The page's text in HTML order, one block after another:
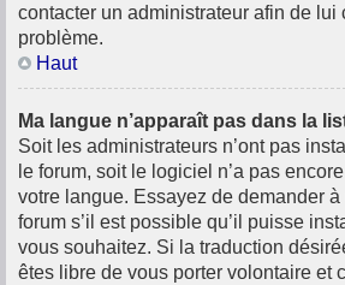
contacter un administrateur afin de lui
problème.
Haut
Ma langue n’apparaît pas dans la
Soit les administrateurs n’ont pas
le forum, soit le logiciel n’a pas
votre langue. Essayez de demander
forum s’il est possible qu’il puisse
vous souhaitez. Si la traduction
êtes libre de vous porter volontaire et